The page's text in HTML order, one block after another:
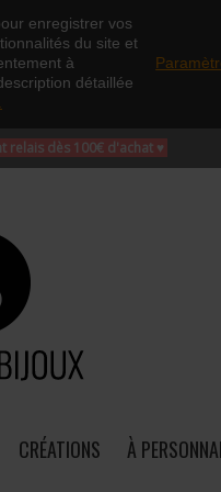
enregistrer vos
du site et
à
détaillée
relais dès 100€ d'achat ♥
CRÉATIONS À